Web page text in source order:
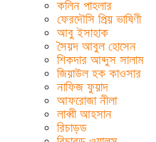
কলিন পাহলার
ফেরদৌসি প্রিয় ভাষিণী
আবু ইসাহাক
সৈয়দ আবুল হোসেন
শিকদার আব্দুস সালাম
জিয়াউল হক কাওসার
নাফিজ ফুয়াদ
আফরোজা নীলা
লাব্বী আহসান
রিচাড়ড